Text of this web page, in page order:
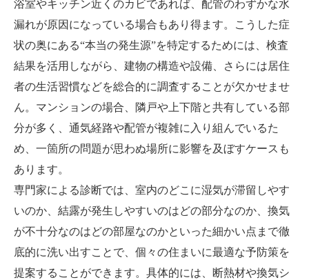
浴室やキッチン近くのカビであれば、配管のわずかな水
漏れが原因になっている場合もあり得ます。こうした症
状の奥にある“本当の発生源”を特定するためには、検査
結果を活用しながら、建物の構造や設備、さらには居住
者の生活習慣などを総合的に調査することが欠かせませ
ん。マンションの場合、隣戸や上下階と共有している部
分が多く、通気経路や配管が複雑に入り組んでいるた
め、一箇所の問題が思わぬ場所に影響を及ぼすケースも
あります。
専門家による診断では、室内のどこに湿気が滞留しやす
いのか、結露が発生しやすいのはどの部分なのか、換気
が不十分なのはどの部屋なのかといった細かい点まで徹
底的に洗い出すことで、個々の住まいに最適な予防策を
提案することができます。具体的には、断熱材や換気シ